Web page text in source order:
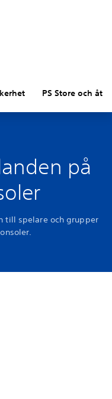
PS Store och
på
till spelare och grupper